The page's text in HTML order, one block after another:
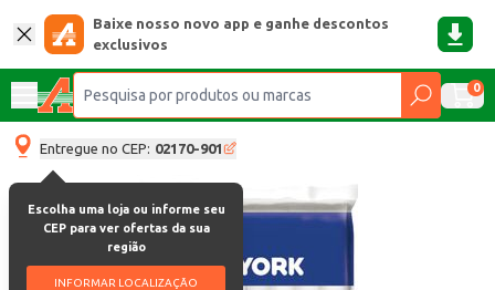
Baixe nosso novo app e ganhe descontos
exclusivos
0
Entregue no CEP: 02170-901
Escolha uma loja ou informe seu
CEP para ver ofertas da sua
região
INFORMAR LOCALIZAÇÃO